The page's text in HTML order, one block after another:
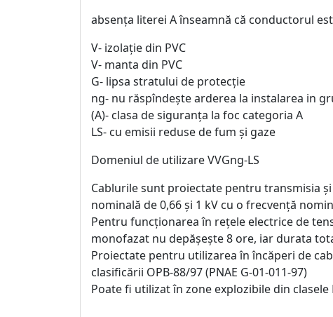
absența literei A înseamnă că conductorul
V- izolație din PVC
V- manta din PVC
G- lipsa stratului de protecție
ng- nu răspîndește arderea la instalarea in
(A)- clasa de siguranța la foc categoria A
LS- cu emisii reduse de fum și gaze
Domeniul de utilizare VVGng-LS
Cablurile sunt proiectate pentru transmisia
nominală de 0,66 și 1 kV cu o frecvență
Pentru funcționarea în rețele electrice de
monofazat nu depășește 8 ore, iar durata
Proiectate pentru utilizarea în încăperi de
clasificării OPB-88/97 (PNAE G-01-011-97)
Poate fi utilizat în zone explozibile din clasele